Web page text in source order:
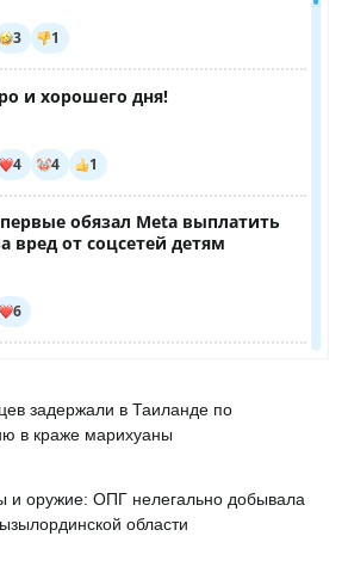
задержали в Таиланде по
в краже марихуаны
и оружие: ОПГ нелегально добывала
области